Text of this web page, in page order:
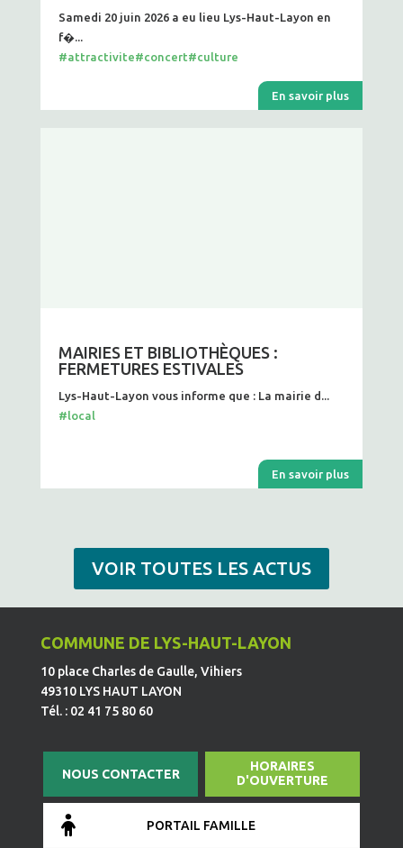
Samedi 20 juin 2026 a eu lieu Lys-Haut-Layon en
f�...
#attractivite#concert#culture
En savoir plus
MAIRIES ET BIBLIOTHÈQUES :
FERMETURES ESTIVALES
Lys-Haut-Layon vous informe que : La mairie d...
#local
En savoir plus
VOIR TOUTES LES ACTUS
COMMUNE DE LYS-HAUT-LAYON
10 place Charles de Gaulle, Vihiers
49310 LYS HAUT LAYON
Tél. : 02 41 75 80 60
NOUS CONTACTER
HORAIRES
D'OUVERTURE
PORTAIL FAMILLE